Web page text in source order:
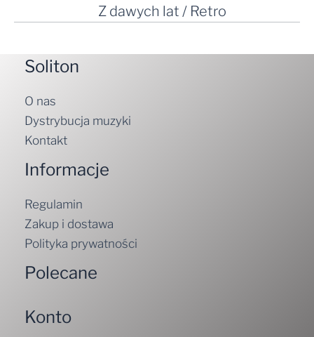
Z dawych lat / Retro
Soliton
O nas
Dystrybucja muzyki
Kontakt
Informacje
Regulamin
Zakup i dostawa
Polityka prywatności
Polecane
Konto